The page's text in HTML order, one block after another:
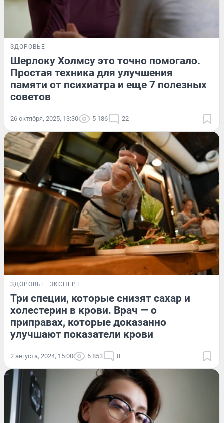
ЗДОРОВЬЕ
Шерлоку Холмсу это точно помогало.
Простая техника для улучшения
памяти от психиатра и еще 7 полезных
советов
26 октября, 2025, 13:30 5 186 22
ЗДОРОВЬЕ ЭКСПЕРТ
Три специи, которые снизят сахар и
холестерин в крови. Врач — о
приправах, которые доказанно
улучшают показатели крови
2 августа, 2024, 15:00 6 853 8